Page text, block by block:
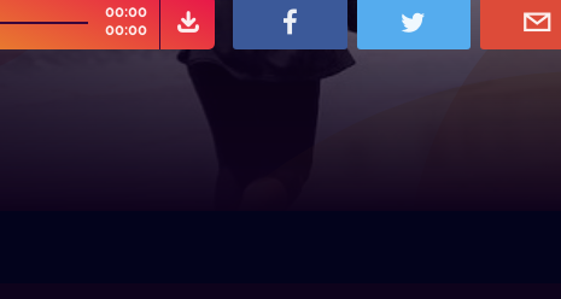
00:00
00:00